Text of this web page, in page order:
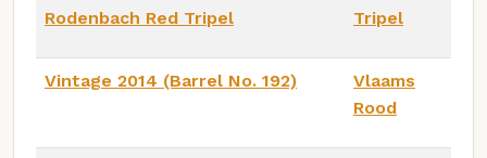
Rodenbach Red Tripel Tripel
Vintage 2014 (Barrel No. 192)
Vlaams
Rood